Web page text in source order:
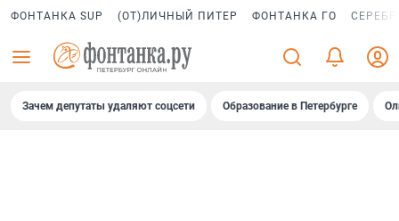
ФОНТАНКА SUP (ОТ)ЛИЧНЫЙ ПИТЕР ФОНТАНКА ГО
Зачем депутаты удаляют соцсети Образование в Петербурге